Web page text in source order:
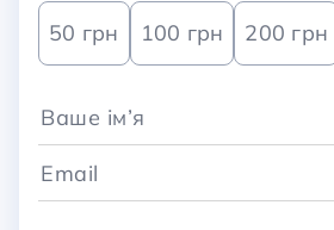
50 грн 100 грн 200 грн